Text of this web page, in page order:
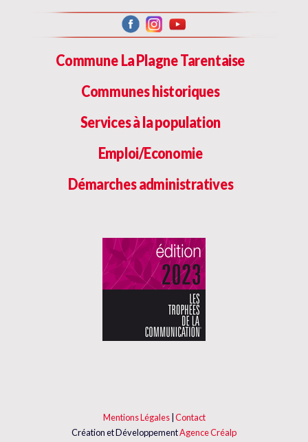
Commune La Plagne Tarentaise
Communes historiques
Services à la population
Emploi/Economie
Démarches administratives
Mentions Légales| Contact
Création et DéveloppementAgence Créalp